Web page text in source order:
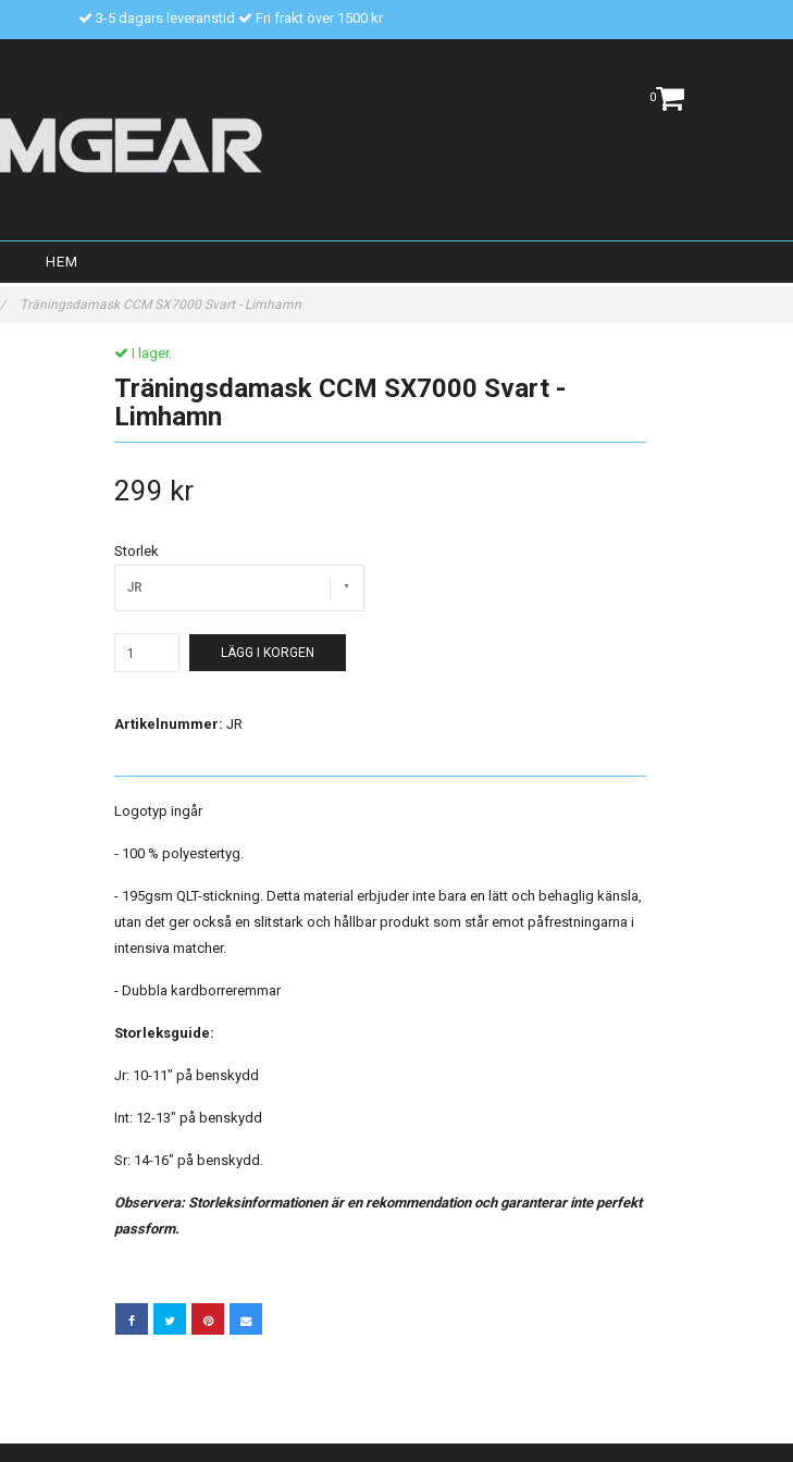
3-5 dagars leveranstid Fri frakt över 1500 kr
0
HEM
/ Träningsdamask CCM SX7000 Svart - Limhamn
I lager.
Träningsdamask CCM SX7000 Svart -
Limhamn
299 kr
Storlek
JR
LÄGG I KORGEN
Artikelnummer: JR
Logotyp ingår
- 100 % polyestertyg.
- 195gsm QLT-stickning. Detta material erbjuder inte bara en lätt och behaglig känsla,
utan det ger också en slitstark och hållbar produkt som står emot påfrestningarna i
intensiva matcher.
- Dubbla kardborreremmar
Storleksguide:
Jr: 10-11" på benskydd
Int: 12-13" på benskydd
Sr: 14-16" på benskydd.
Observera: Storleksinformationen är en rekommendation och garanterar inte perfekt
passform.